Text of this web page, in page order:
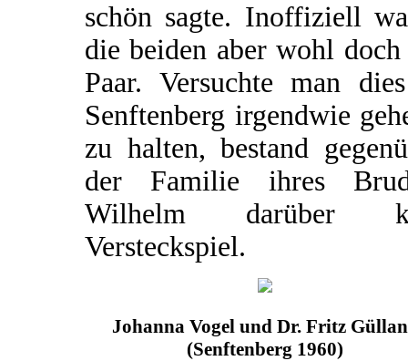
schön sagte. Inoffiziell
die beiden aber wohl
Paar. Versuchte man
Senftenberg irgendwie
zu halten, bestand
der Familie ihres
Wilhelm darüber
Versteckspiel.
Johanna Vogel und Dr. Fritz
(Senftenberg 1960)